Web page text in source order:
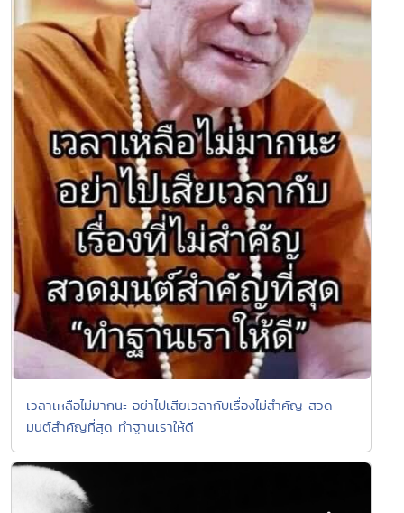
เวลาเหลือไม่มากนะ อย่าไปเสียเวลากับเรื่องไม่สำคัญ สวด
มนต์สำคัญที่สุด ทำฐานเราให้ดี